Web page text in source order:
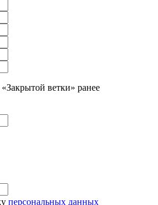
ветки» ранее
персональных данных